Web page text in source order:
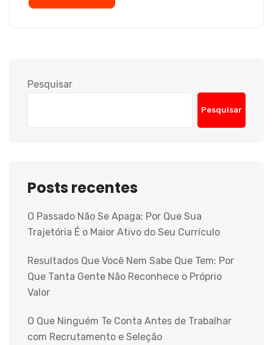
Pesquisar
Pesquisar
Posts recentes
O Passado Não Se Apaga: Por Que Sua
Trajetória É o Maior Ativo do Seu Currículo
Resultados Que Você Nem Sabe Que Tem: Por
Que Tanta Gente Não Reconhece o Próprio
Valor
O Que Ninguém Te Conta Antes de Trabalhar
com Recrutamento e Seleção